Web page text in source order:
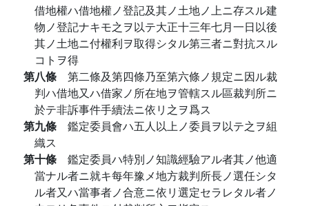
借地權ハ借地權ノ登記及其ノ土地ノ上ニ存スル建
物ノ登記ナキモ之ヲ以テ大正十三年七月一日以後
其ノ土地ニ付權利ヲ取得シタル第三者ニ對抗スル
コトヲ得
第八條 第二條及第四條乃至第六條ノ規定ニ因ル裁
判ハ借地又ハ借家ノ所在地ヲ管轄スル區裁判所ニ
於テ非訴事件手續法ニ依リ之ヲ爲ス
第九條 鑑定委員會ハ五人以上ノ委員ヲ以テ之ヲ組
織ス
第十條 鑑定委員ハ特別ノ知識經驗アル者其ノ他適
當ナル者ニ就キ每年豫メ地方裁判所長ノ選任シタ
ル者又ハ當事者ノ合意ニ依リ選定セラレタル者ノ